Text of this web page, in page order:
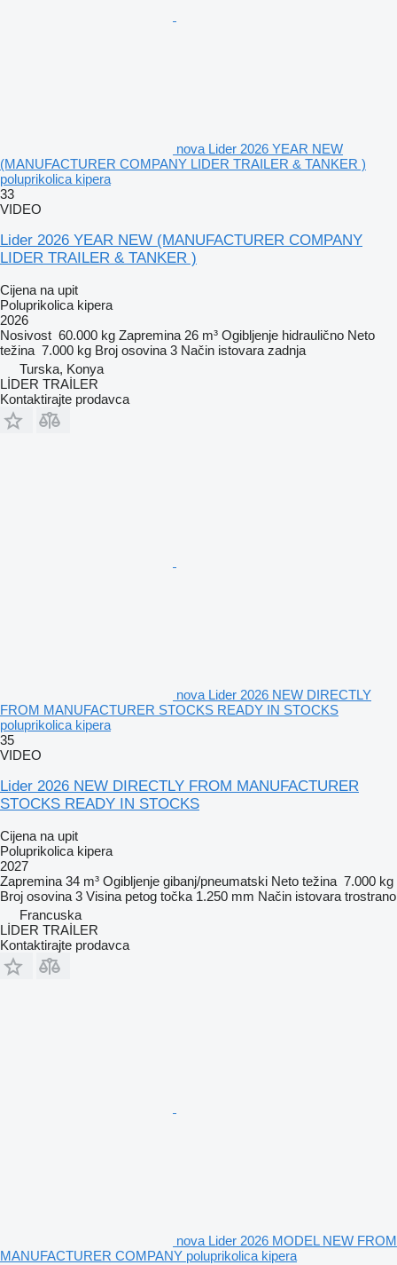
nova Lider 2026 YEAR NEW
(MANUFACTURER COMPANY LIDER TRAILER & TANKER )
poluprikolica kipera
33
VIDEO
Lider 2026 YEAR NEW (MANUFACTURER COMPANY
LIDER TRAILER & TANKER )
Cijena na upit
Poluprikolica kipera
2026
Nosivost 60.000 kg Zapremina 26 m³ Ogibljenje hidraulično Neto
težina 7.000 kg Broj osovina 3 Način istovara zadnja
Turska, Konya
LİDER TRAİLER
Kontaktirajte prodavca
nova Lider 2026 NEW DIRECTLY
FROM MANUFACTURER STOCKS READY IN STOCKS
poluprikolica kipera
35
VIDEO
Lider 2026 NEW DIRECTLY FROM MANUFACTURER
STOCKS READY IN STOCKS
Cijena na upit
Poluprikolica kipera
2027
Zapremina 34 m³ Ogibljenje gibanj/pneumatski Neto težina 7.000 kg
Broj osovina 3 Visina petog točka 1.250 mm Način istovara trostrano
Francuska
LİDER TRAİLER
Kontaktirajte prodavca
nova Lider 2026 MODEL NEW FROM
MANUFACTURER COMPANY poluprikolica kipera